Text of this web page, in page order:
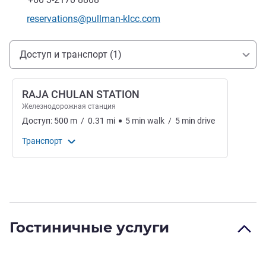
Контактный адрес электронной почты
reservations@pullman-klcc.com
Доступ и транспорт
Доступ и транспорт (1)
RAJA CHULAN STATION
Железнодорожная станция
Доступ: 500 m / 0.31 mi 5 min walk / 5 min drive
Транспорт
Гостиничные услуги